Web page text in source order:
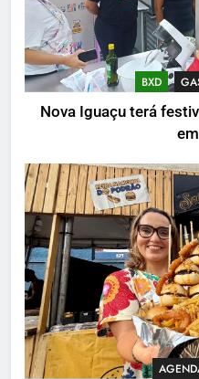
BXD
Nova Iguaçu terá